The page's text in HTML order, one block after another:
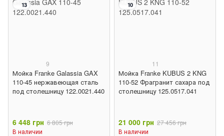
13
9
Мойка Franke Galassia GAX
110-45 нержавеющая сталь
под столешницу 122.0021.440
6 448 грн 6 805 грн
В наличии
10
11
Мойка Franke KUBUS 2 KNG
110-52 Фрагранит сахара под
столешницу 125.0517.041
21 000 грн 27 456 грн
В наличии